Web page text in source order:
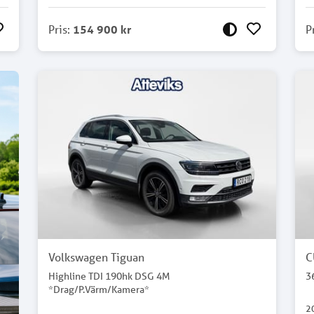
Pris: 154 900 kr
Volkswagen Tiguan
Highline TDI 190hk DSG 4M
*Drag/P.Värm/Kamera*